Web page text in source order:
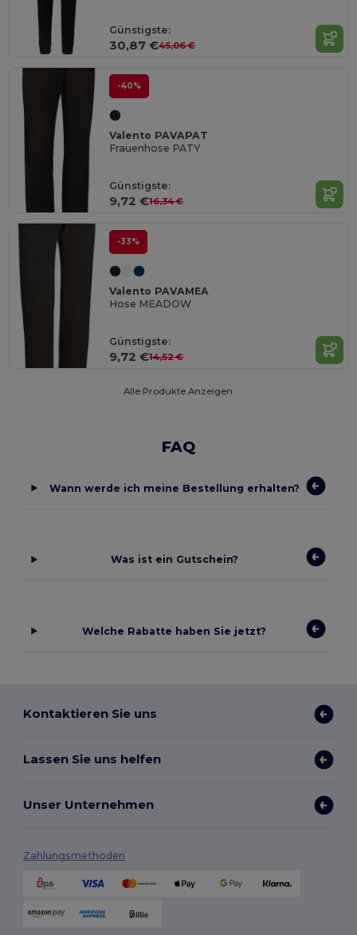
Günstigste:
30,87 €45,06 €
-40%
Valento PAVAPAT
Frauenhose PATY
Günstigste:
9,72 €16,34 €
-33%
Valento PAVAMEA
Hose MEADOW
Günstigste:
9,72 €14,52 €
Alle Produkte Anzeigen.
FAQ
Wann werde ich meine Bestellung erhalten?
Was ist ein Gutschein?
Welche Rabatte haben Sie jetzt?
Kontaktieren Sie uns
Lassen Sie uns helfen
Unser Unternehmen
Zahlungsmethoden